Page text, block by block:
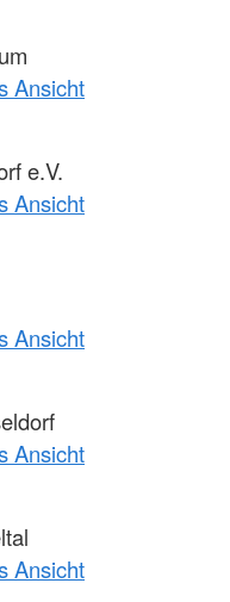
Ansicht
e.V.
Ansicht
Ansicht
Ansicht
Ansicht